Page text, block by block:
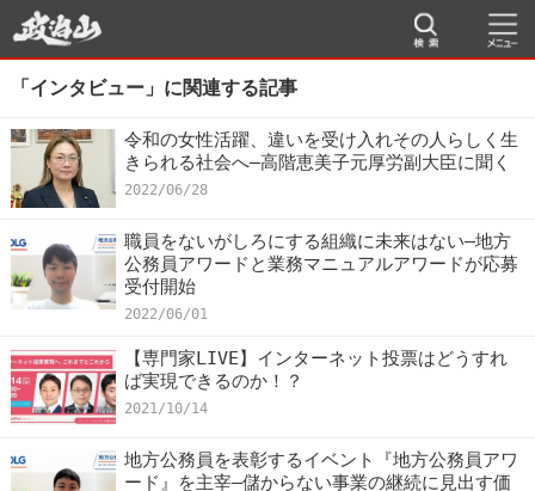
「インタビュー」に関連する記事
令和の女性活躍、違いを受け入れその人らしく生
きられる社会へ―高階恵美子元厚労副大臣に聞く
2022/06/28
職員をないがしろにする組織に未来はない―地方
公務員アワードと業務マニュアルアワードが応募
受付開始
2022/06/01
【専門家LIVE】インターネット投票はどうすれ
ば実現できるのか！？
2021/10/14
地方公務員を表彰するイベント『地方公務員アワ
ード』を主宰―儲からない事業の継続に見出す価